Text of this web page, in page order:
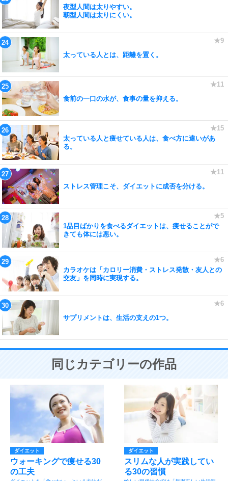
夜型人間は太りやすい。
朝型人間は太りにくい。
太っている人とは、距離を置く。
食前の一口の水が、食事の量を抑える。
太っている人と痩せている人は、食べ方に違いがあ
る。
ストレス管理こそ、ダイエットに成否を分ける。
1品目ばかりを食べるダイエットは、痩せることがで
きても体には悪い。
カラオケは「カロリー消費・ストレス発散・友人との
交友」を同時に実現する。
サプリメントは、生活の支えの1つ。
同じカテゴリーの作品
ダイエット
ウォーキングで痩せる30
の工夫
ダイエット
スリムな人が実践してい
る30の習慣